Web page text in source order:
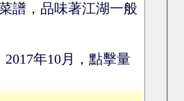
譜，品味著江湖一般
年10月，點擊量